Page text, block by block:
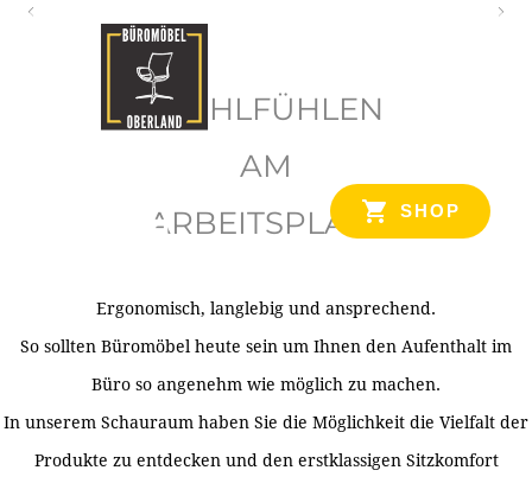
SHOP
WOHLFÜHLEN
AM
ARBEITSPLATZ
Ergonomisch, langlebig und ansprechend.
So sollten Büromöbel heute sein um Ihnen den Aufenthalt im
Büro so angenehm wie möglich zu machen.
In unserem Schauraum haben Sie die Möglichkeit die Vielfalt der
Produkte zu entdecken und den erstklassigen Sitzkomfort